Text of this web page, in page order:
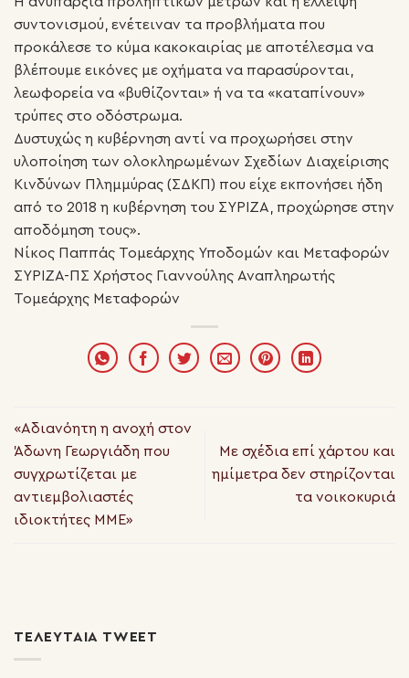
συντονισμού, ενέτειναν τα προβλήματα που
προκάλεσε το κύμα κακοκαιρίας με αποτέλεσμα να
βλέπουμε εικόνες με οχήματα να παρασύρονται,
λεωφορεία να «βυθίζονται» ή να τα «καταπίνουν»
τρύπες στο οδόστρωμα.
Δυστυχώς η κυβέρνηση αντί να προχωρήσει στην
υλοποίηση των ολοκληρωμένων Σχεδίων Διαχείρισης
Κινδύνων Πλημμύρας (ΣΔΚΠ) που είχε εκπονήσει ήδη
από το 2018 η κυβέρνηση του ΣΥΡΙΖΑ, προχώρησε στην
αποδόμηση τους».
Νίκος Παππάς Τομεάρχης Υποδομών και Μεταφορών
ΣΥΡΙΖΑ-ΠΣ Χρήστος Γιαννούλης Αναπληρωτής
Τομεάρχης Μεταφορών
«Αδιανόητη η ανοχή στον
Άδωνη Γεωργιάδη που
συγχρωτίζεται με
αντιεμβολιαστές
ιδιοκτήτες ΜΜΕ»
Με σχέδια επί χάρτου και
ημίμετρα δεν στηρίζονται
τα νοικοκυριά
ΤΕΛΕΥΤΑΊΑ TWEET